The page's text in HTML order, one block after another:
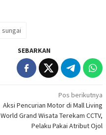
sungai
SEBARKAN
Pos berikutnya
Aksi Pencurian Motor di Mall Living
World Grand Wisata Terekam CCTV,
Pelaku Pakai Atribut Ojol